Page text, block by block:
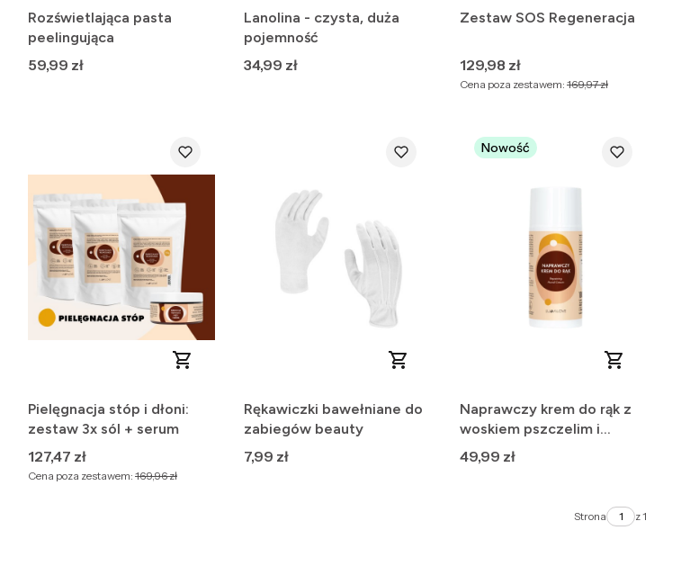
Rozświetlająca pasta
peelingująca
Cena
59,99 zł
Lanolina - czysta, duża
pojemność
Cena
34,99 zł
Zestaw SOS Regeneracja
Cena
129,98 zł
Cena poza zestawem: 169,97 zł
Pielęgnacja stóp i dłoni:
zestaw 3x sól + serum
Cena
127,47 zł
Cena poza zestawem: 169,96 zł
Rękawiczki bawełniane do
zabiegów beauty
Cena
7,99 zł
Nowość
Naprawczy krem do rąk z
woskiem pszczelim i
olejkami eterycznymi
Cena
49,99 zł
Strona z 1